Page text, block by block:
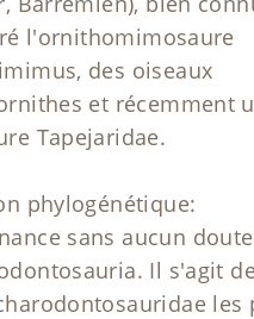
l'ornithomimosaure
des oiseaux
et récemment
Tapejaridae.
phylogénétique:
sans aucun
Il s'agit
les